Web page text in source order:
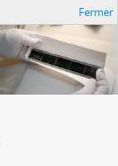
Fermer